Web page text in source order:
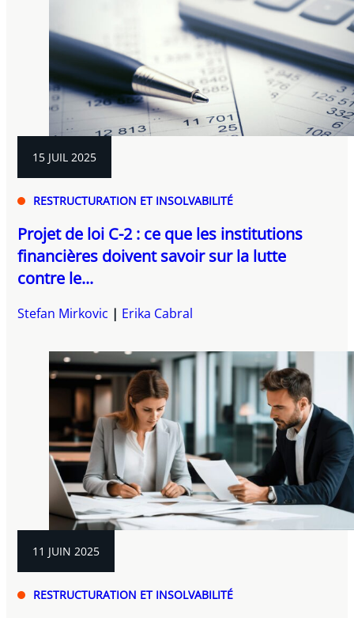
15 JUIL 2025
RESTRUCTURATION ET INSOLVABILITÉ
Projet de loi C-2 : ce que les institutions
financières doivent savoir sur la lutte
contre le...
Stefan Mirkovic Erika Cabral
11 JUIN 2025
RESTRUCTURATION ET INSOLVABILITÉ